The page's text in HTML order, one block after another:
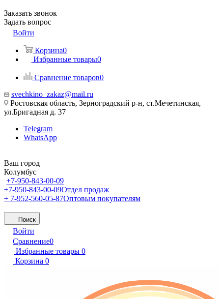
Заказать звонок
Задать вопрос
Войти
Корзина0
Избранные товары0
Сравнение товаров0
svechkino_zakaz@mail.ru
Ростовская область, Зерноградский р-н, ст.Мечетинская,
ул.Бригадная д. 37
Telegram
WhatsApp
Ваш город
Колумбус
+7-950-843-00-09
+7-950-843-00-09Отдел продаж
+ 7-952-560-05-87Оптовым покупателям
Поиск
Войти
Сравнение0
Избранные товары 0
Корзина 0